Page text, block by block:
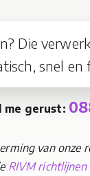
Die
snel en
me gerust:
van onze
RIVM richtlijnen